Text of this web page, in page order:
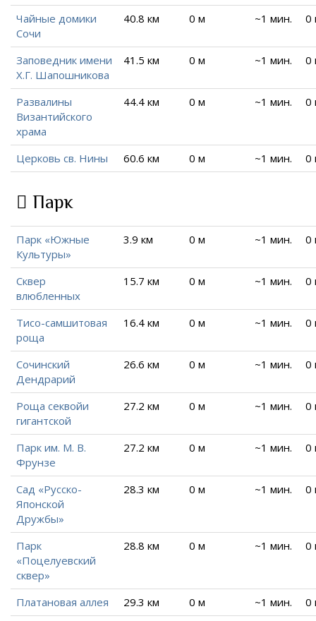
Чайные домики
Сочи
40.8 км 0 м ~1 мин. 0
Заповедник имени
Х.Г. Шапошникова
41.5 км 0 м ~1 мин. 0
Развалины
Византийского
храма
44.4 км 0 м ~1 мин. 0
Церковь св. Нины 60.6 км 0 м ~1 мин. 0
Парк
Парк «Южные
Культуры»
3.9 км 0 м ~1 мин. 0
Сквер
влюбленных
15.7 км 0 м ~1 мин. 0
Тисо-самшитовая
роща
16.4 км 0 м ~1 мин. 0
Сочинский
Дендрарий
26.6 км 0 м ~1 мин. 0
Роща секвойи
гигантской
27.2 км 0 м ~1 мин. 0
Парк им. М. В.
Фрунзе
27.2 км 0 м ~1 мин. 0
Сад «Русско-
Японской
Дружбы»
28.3 км 0 м ~1 мин. 0
Парк
«Поцелуевский
сквер»
28.8 км 0 м ~1 мин. 0
Платановая аллея 29.3 км 0 м ~1 мин.
0